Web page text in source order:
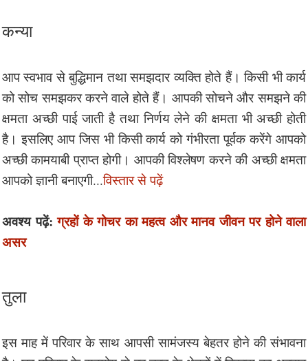
कन्या
आप स्वभाव से बुद्धिमान तथा समझदार व्यक्ति होते हैं। किसी भी कार्य
को सोच समझकर करने वाले होते हैं। आपकी सोचने और समझने की
क्षमता अच्छी पाई जाती है तथा निर्णय लेने की क्षमता भी अच्छी होती
है। इसलिए आप जिस भी किसी कार्य को गंभीरता पूर्वक करेंगे आपको
अच्छी कामयाबी प्राप्त होगी। आपकी विश्लेषण करने की अच्छी क्षमता
आपको ज्ञानी बनाएगी...विस्तार से पढ़ें
अवश्य पढ़ें:ग्रहों के गोचर का महत्व और मानव जीवन पर होने वाला
असर
तुला
इस माह में परिवार के साथ आपसी सामंजस्य बेहतर होने की संभावना